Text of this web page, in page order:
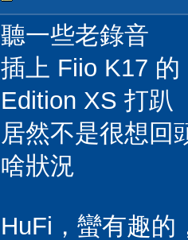
聽一些老錄音
插上 Fiio K17
Edition XS 打趴
居然不是很想回
啥狀況
HuFi，蠻有趣的